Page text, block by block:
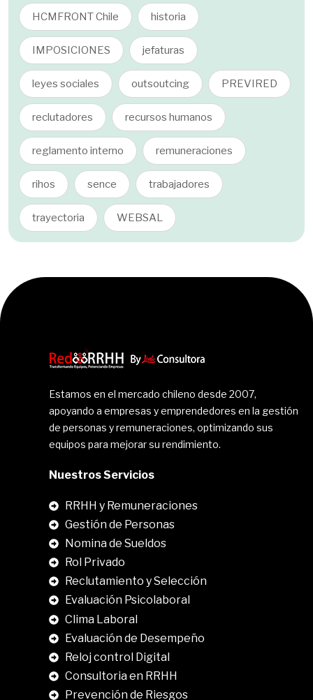
HCMFRONT Chile historia
IMPOSICIONES jefaturas
leyes sociales outsoutcing PREVIRED
reclutadores recursos humanos
reglamento interno remuneraciones
rihos sence trabajadores
trayectoria WEBSAL
Estamos en el mercado chileno desde 2007,
apoyando a empresas y emprendedores en la gestión
de personas y remuneraciones, optimizando sus
equipos para mejorar su rendimiento.
Nuestros Servicios
RRHH y Remuneraciones
Gestión de Personas
Nomina de Sueldos
Rol Privado
Reclutamiento y Selección
Evaluación Psicolaboral
Clima Laboral
Evaluación de Desempeño
Reloj control Digital
Consultoria en RRHH
Prevención de Riesgos